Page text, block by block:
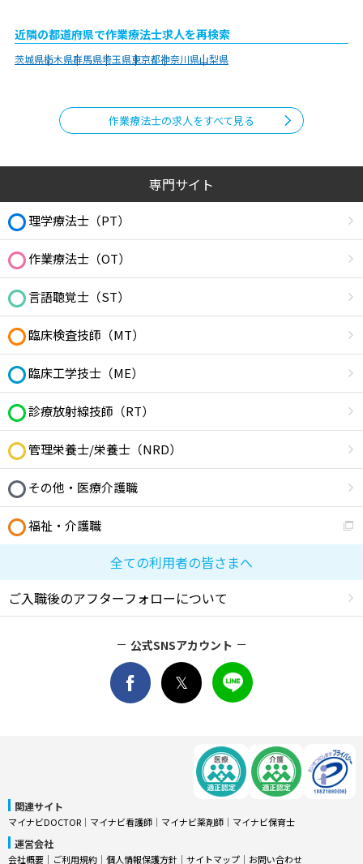
近隣の都道府県で作業療法士求人を再検索
茨城県栃木県群馬県埼玉県東京都神奈川県山梨県
作業療法士の求人をすべて見る
専門サイト
理学療法士（PT）
作業療法士（OT）
言語聴覚士（ST）
臨床検査技師（MT）
臨床工学技士（ME）
診療放射線技師（RT）
管理栄養士/栄養士（NRD）
その他・医療介護職
福祉・介護職
全ての利用者の皆さまへ
ご入職後のアフターフォローについて
公式SNSアカウント
関連サイト
マイナビDOCTOR │ マイナビ看護師 │ マイナビ薬剤師 │ マイナビ保育士
運営会社
会社概要 │ ご利用規約 │ 個人情報保護方針 │ サイトマップ │ お問い合わせ